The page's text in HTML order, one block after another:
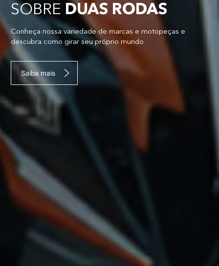
SOBRE DUAS RODAS
Conheça nossa variedade de marcas e motopeças e
descubra como girar seu próprio mundo
Saiba mais